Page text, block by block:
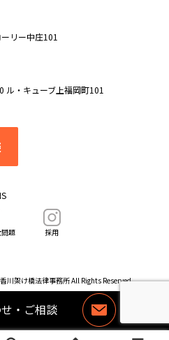
リー中庄101
ル・キューブ上福岡町101
題 採用
架け橋法律事務所 All Rights Reserved.
・ご相談
お
問